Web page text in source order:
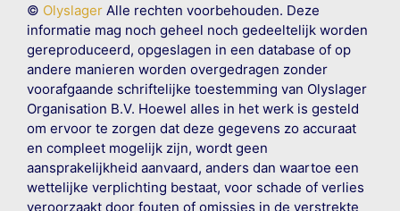
© OlyslagerAlle rechten voorbehouden. Deze
informatie mag noch geheel noch gedeeltelijk worden
gereproduceerd, opgeslagen in een database of op
andere manieren worden overgedragen zonder
voorafgaande schriftelijke toestemming van Olyslager
Organisation B.V. Hoewel alles in het werk is gesteld
om ervoor te zorgen dat deze gegevens zo accuraat
en compleet mogelijk zijn, wordt geen
aansprakelijkheid aanvaard, anders dan waartoe een
wettelijke verplichting bestaat, voor schade of verlies
veroorzaakt door fouten of omissies in de verstrekte